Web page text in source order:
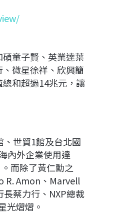
童子賢、英業達葉
微星徐祥、欣興簡
和超過14兆元，讓
、世貿1館及台北國
內外企業使用達
而除了黃仁勳之
R. Amon、Marvell
蔡力行、NXP總裁
光熠熠。